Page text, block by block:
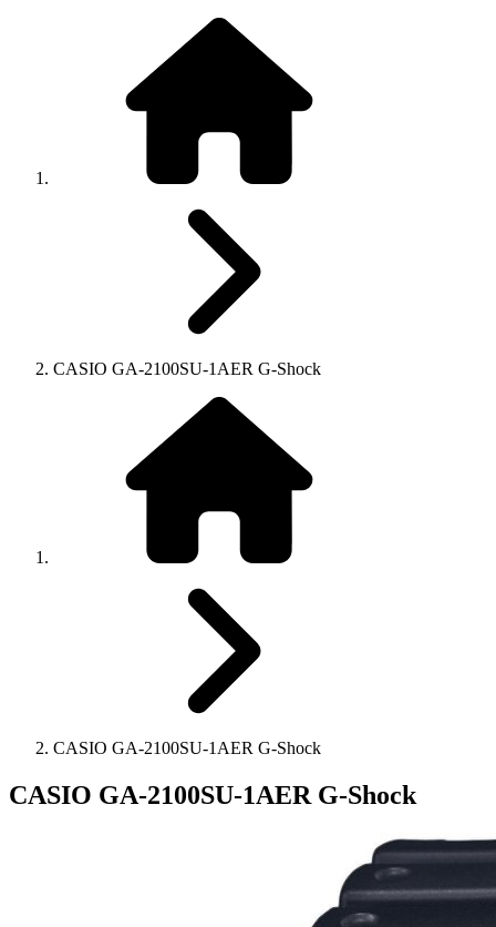
CASIO GA-2100SU-1AER G-Shock
CASIO GA-2100SU-1AER G-Shock
CASIO GA-2100SU-1AER G-Shock